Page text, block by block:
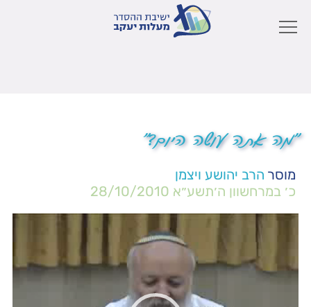
"מה אתה עושה היום?"
מוסר הרב יהושע ויצמן
כ׳ במרחשוון ה׳תשע״א 28/10/2010
נגן